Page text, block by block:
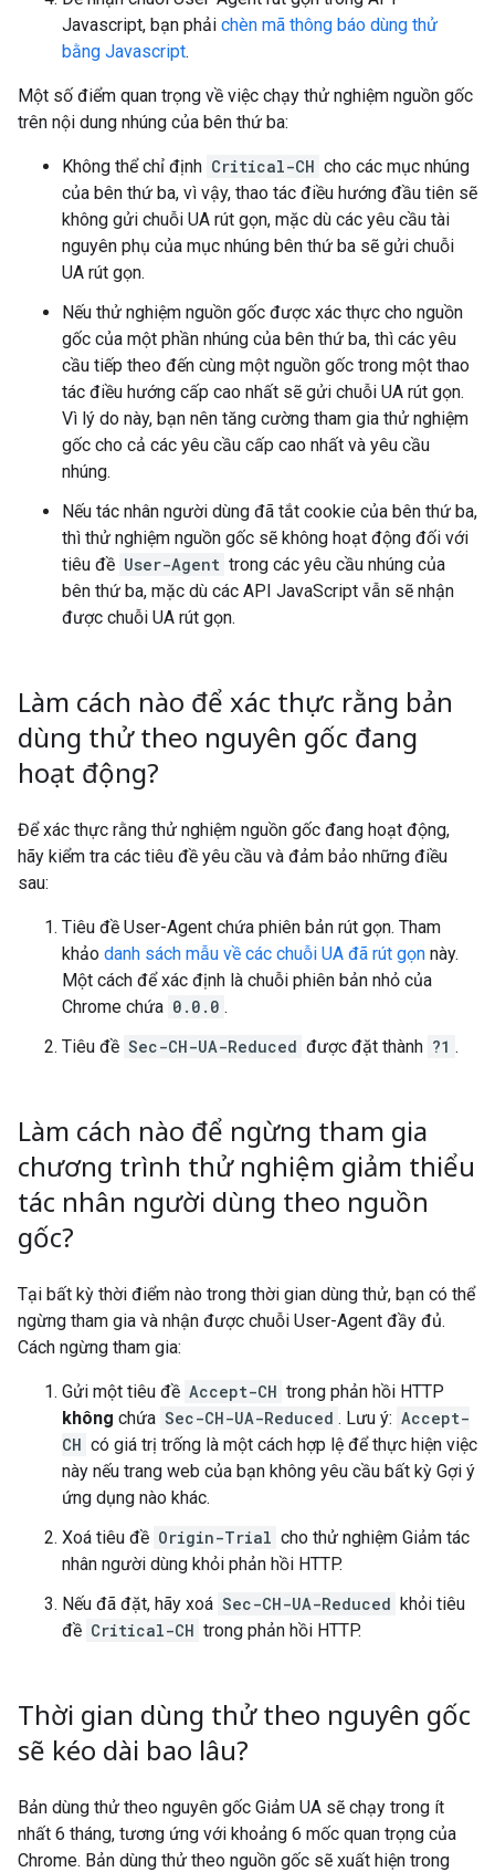
Javascript, bạn phải chèn mã thông báo dùng thử
bằng Javascript.
Một số điểm quan trọng về việc chạy thử nghiệm nguồn gốc
trên nội dung nhúng của bên thứ ba:
Không thể chỉ định Critical-CH cho các mục nhúng
của bên thứ ba, vì vậy, thao tác điều hướng đầu tiên sẽ
không gửi chuỗi UA rút gọn, mặc dù các yêu cầu tài
nguyên phụ của mục nhúng bên thứ ba sẽ gửi chuỗi
UA rút gọn.
Nếu thử nghiệm nguồn gốc được xác thực cho nguồn
gốc của một phần nhúng của bên thứ ba, thì các yêu
cầu tiếp theo đến cùng một nguồn gốc trong một thao
tác điều hướng cấp cao nhất sẽ gửi chuỗi UA rút gọn.
Vì lý do này, bạn nên tăng cường tham gia thử nghiệm
gốc cho cả các yêu cầu cấp cao nhất và yêu cầu
nhúng.
Nếu tác nhân người dùng đã tắt cookie của bên thứ ba,
thì thử nghiệm nguồn gốc sẽ không hoạt động đối với
tiêu đề User-Agent trong các yêu cầu nhúng của
bên thứ ba, mặc dù các API JavaScript vẫn sẽ nhận
được chuỗi UA rút gọn.
Làm cách nào để xác thực rằng bản
dùng thử theo nguyên gốc đang
hoạt động?
Để xác thực rằng thử nghiệm nguồn gốc đang hoạt động,
hãy kiểm tra các tiêu đề yêu cầu và đảm bảo những điều
sau:
Tiêu đề User-Agent chứa phiên bản rút gọn. Tham
khảo danh sách mẫu về các chuỗi UA đã rút gọn này.
Một cách để xác định là chuỗi phiên bản nhỏ của
Chrome chứa 0.0.0 .
Tiêu đề Sec-CH-UA-Reduced được đặt thành ?1 .
Làm cách nào để ngừng tham gia
chương trình thử nghiệm giảm thiểu
tác nhân người dùng theo nguồn
gốc?
Tại bất kỳ thời điểm nào trong thời gian dùng thử, bạn có thể
ngừng tham gia và nhận được chuỗi User-Agent đầy đủ.
Cách ngừng tham gia:
Gửi một tiêu đề Accept-CH trong phản hồi HTTP
không chứa Sec-CH-UA-Reduced . Lưu ý: Accept-
CH có giá trị trống là một cách hợp lệ để thực hiện việc
này nếu trang web của bạn không yêu cầu bất kỳ Gợi ý
ứng dụng nào khác.
Xoá tiêu đề Origin-Trial cho thử nghiệm Giảm tác
nhân người dùng khỏi phản hồi HTTP.
Nếu đã đặt, hãy xoá Sec-CH-UA-Reduced khỏi tiêu
đề Critical-CH trong phản hồi HTTP.
Thời gian dùng thử theo nguyên gốc
sẽ kéo dài bao lâu?
Bản dùng thử theo nguyên gốc Giảm UA sẽ chạy trong ít
nhất 6 tháng, tương ứng với khoảng 6 mốc quan trọng của
Chrome. Bản dùng thử theo nguồn gốc sẽ xuất hiện trong